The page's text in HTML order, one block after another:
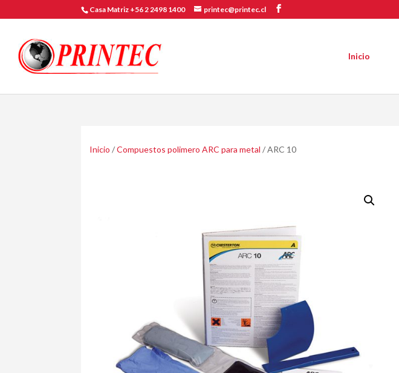
Casa Matriz +56 2 2498 1400 printec@printec.cl
Inicio
Inicio /Compuestos polimero ARC para metal / ARC 10